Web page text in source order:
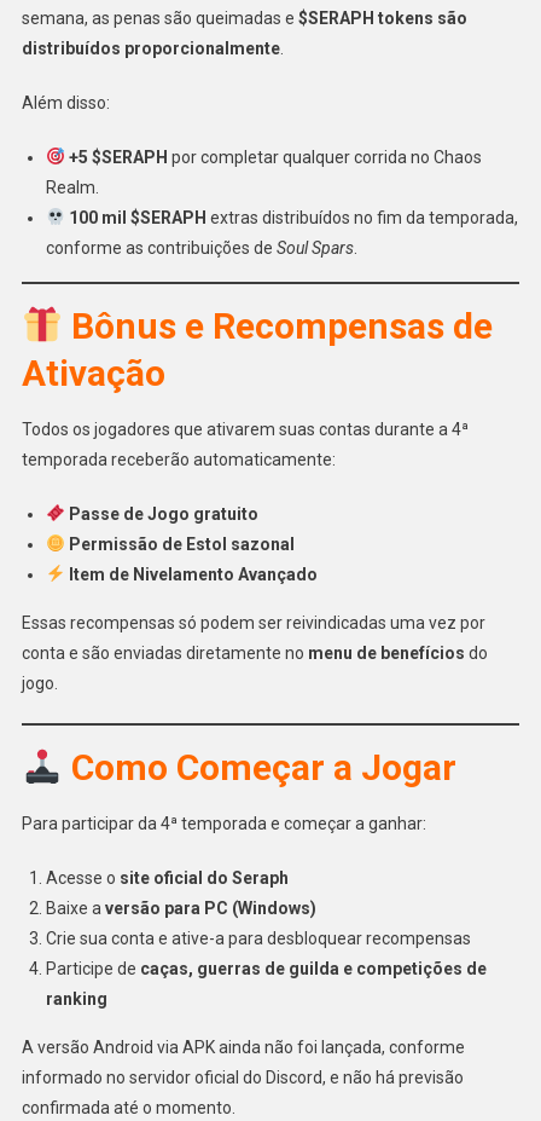
semana, as penas são queimadas e $SERAPH tokens são
distribuídos proporcionalmente.
Além disso:
+5 $SERAPH por completar qualquer corrida no Chaos
Realm.
100 mil $SERAPH extras distribuídos no fim da temporada,
conforme as contribuições de Soul Spars.
Bônus e Recompensas de
Ativação
Todos os jogadores que ativarem suas contas durante a 4ª
temporada receberão automaticamente:
Passe de Jogo gratuito
Permissão de Estol sazonal
Item de Nivelamento Avançado
Essas recompensas só podem ser reivindicadas uma vez por
conta e são enviadas diretamente no menu de benefícios do
jogo.
Como Começar a Jogar
Para participar da 4ª temporada e começar a ganhar:
Acesse o site oficial do Seraph
Baixe a versão para PC (Windows)
Crie sua conta e ative-a para desbloquear recompensas
Participe de caças, guerras de guilda e competições de
ranking
A versão Android via APK ainda não foi lançada, conforme
informado no servidor oficial do Discord, e não há previsão
confirmada até o momento.